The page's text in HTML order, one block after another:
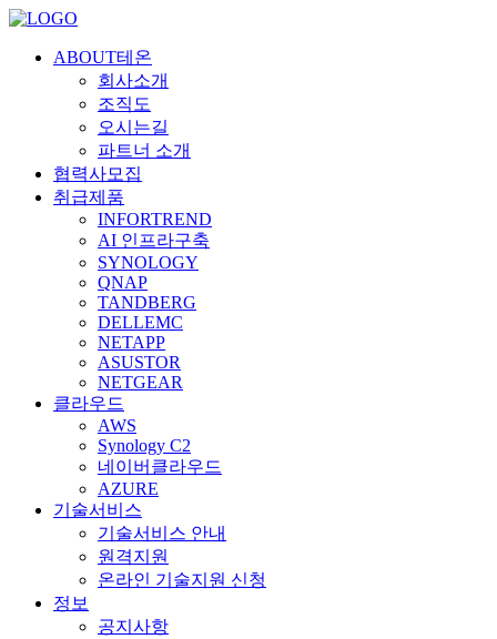
ABOUT테온
회사소개
조직도
오시는길
파트너 소개
협력사모집
취급제품
INFORTREND
AI 인프라구축
SYNOLOGY
QNAP
TANDBERG
DELLEMC
NETAPP
ASUSTOR
NETGEAR
클라우드
AWS
Synology C2
네이버클라우드
AZURE
기술서비스
기술서비스 안내
원격지원
온라인 기술지원 신청
정보
공지사항